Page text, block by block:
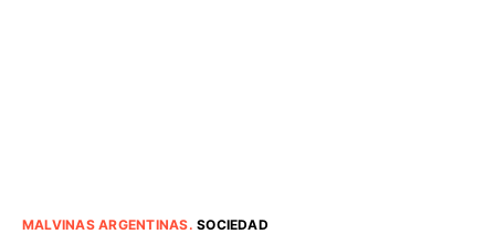
MALVINAS ARGENTINAS.SOCIEDAD